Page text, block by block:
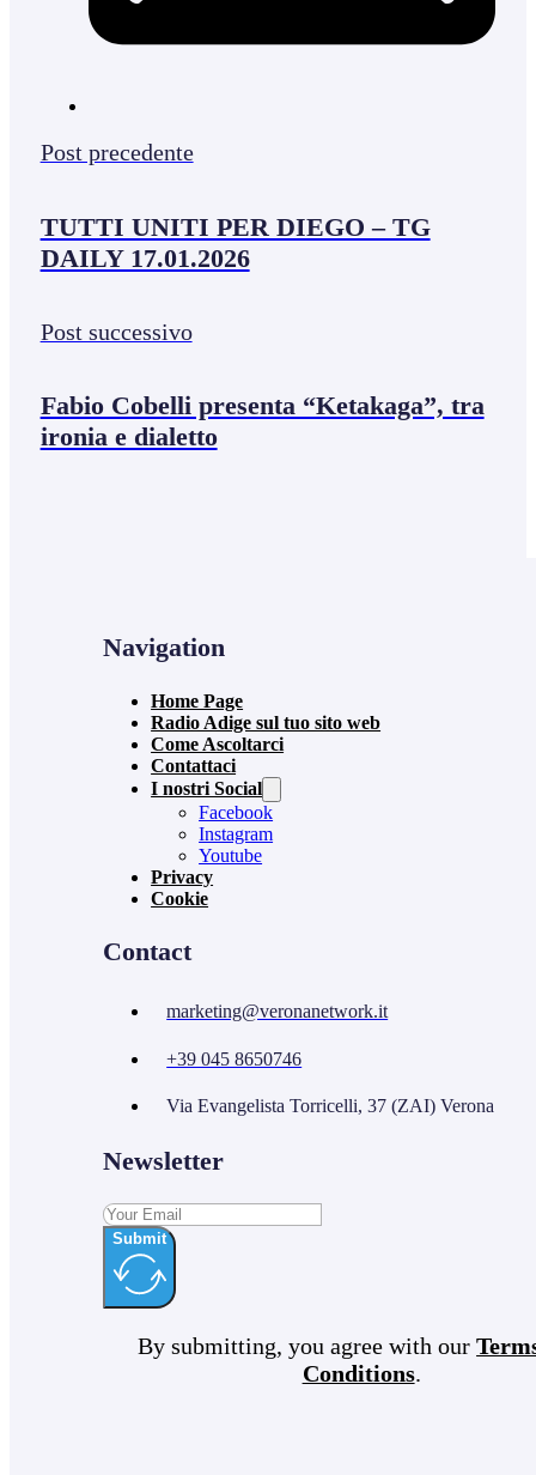
Post precedente
TUTTI UNITI PER DIEGO – TG
DAILY 17.01.2026
Post successivo
Fabio Cobelli presenta “Ketakaga”, tra
ironia e dialetto
Navigation
Home Page
Radio Adige sul tuo sito web
Come Ascoltarci
Contattaci
I nostri Social
Facebook
Instagram
Youtube
Privacy
Cookie
Contact
marketing@veronanetwork.it
+39 045 8650746
Via Evangelista Torricelli, 37 (ZAI) Verona
Newsletter
Submit
By submitting, you agree with our
Conditions.